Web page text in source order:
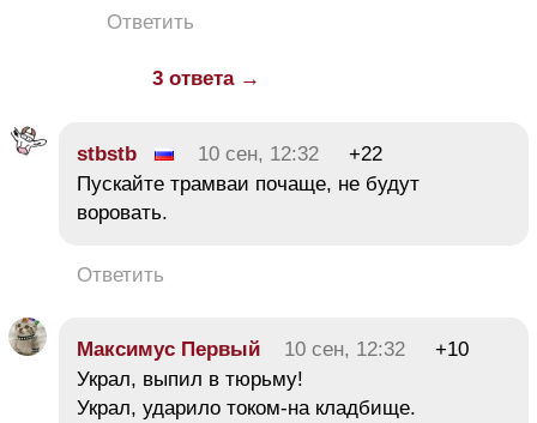
Ответить
3 ответа →
stbstb 10 сен, 12:32
+22
Пускайте трамваи почаще, не будут
воровать.
Ответить
Максимус Первый 10 сен, 12:32
+10
Украл, выпил в тюрьму!
Украл, ударило током-на кладбище.